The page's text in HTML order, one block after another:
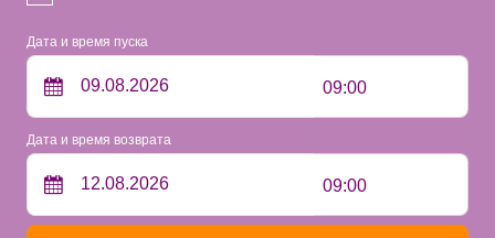
Дата и время пуска
09:00
Дата и время возврата
09:00